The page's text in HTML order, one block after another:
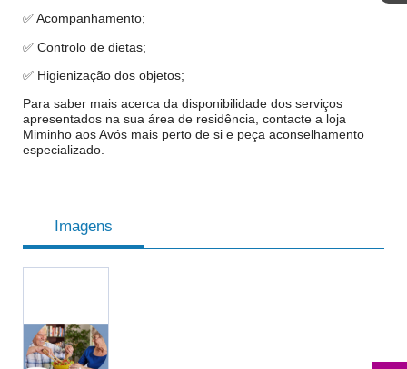
✅ Acompanhamento;
✅ Controlo de dietas;
✅ Higienização dos objetos;
Para saber mais acerca da disponibilidade dos serviços
apresentados na sua área de residência, contacte a loja
Miminho aos Avós mais perto de si e peça aconselhamento
especializado.
Imagens